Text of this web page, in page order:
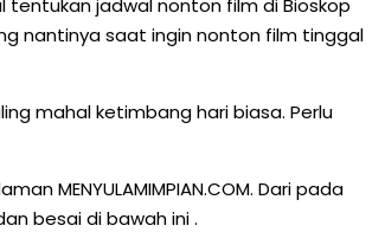
jadwal nonton film di Bioskop
nantinya saat ingin nonton film tinggal
mahal ketimbang hari biasa. Perlu
MENYULAMIMPIAN.COM. Dari pada
besai di bawah ini .